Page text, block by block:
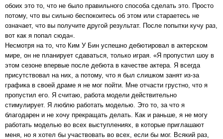
обоих это то, что не было правильного способа сделать это. Просто
потому, что вы сильно беспокоитесь об этом или стараетесь не
означает, что вы получите другой результат. После попытки кучу раз,
вот как я попал сюда«.
Несмотря на то, что Ким У Бин успешно дебютировал в актерском
мире, он не планирует сдаваться, только играя. «Я пропустил шоу в
этом сезоне впервые после дебюта в качестве актера. Я всегда
присутствовал на них, а потому, что я был слишком занят из-за
графика в своей драме я не мог пойти. Мне отчасти грустно, что я
пропустил его. Я считаю, работа модели действительно
стимулирует. Я люблю работать моделью. Это то, за что я
благодарен и не хочу прекращать делать. Как и раньше, я не могу
работать моделью во всех выступлениях, в которые приглашают
меня, но я хотел бы участвовать во всех, если бы мог. Всякий раз,